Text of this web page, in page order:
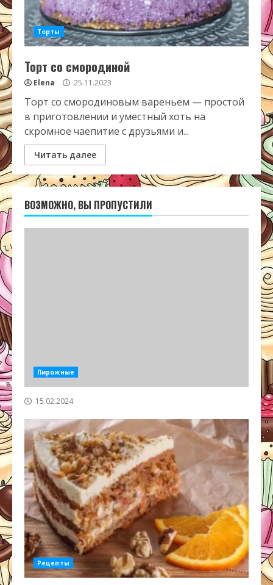
Торты
Торт со смородиной
Elena 25.11.2023
Торт со смородиновым вареньем — простой
в приготовлении и уместный хоть на
скромное чаепитие с друзьями и...
Читать далее
ВОЗМОЖНО, ВЫ ПРОПУСТИЛИ
Пирожные
15.02.2024
Рецепты